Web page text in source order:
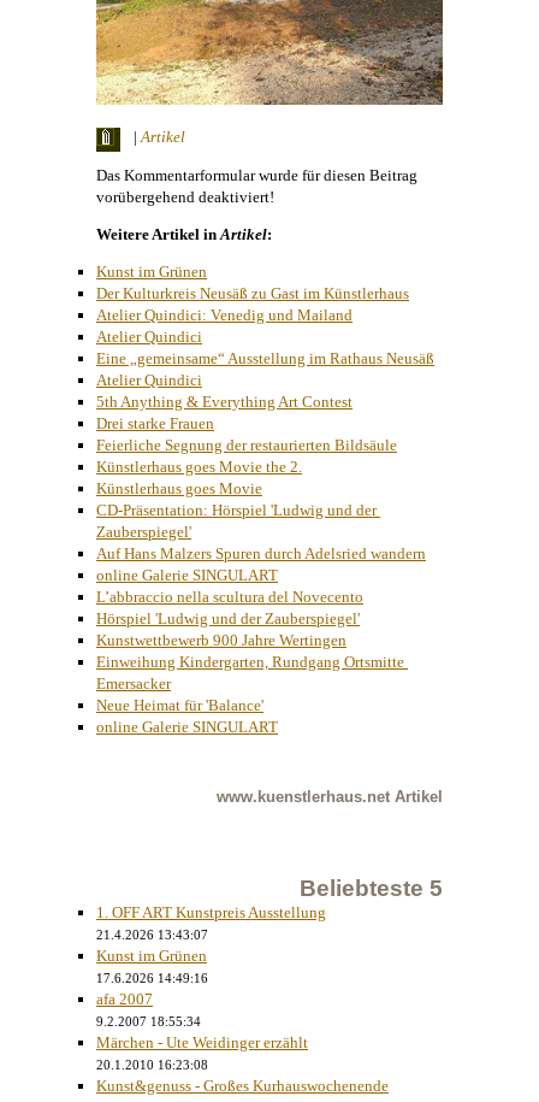
|Artikel
Das Kommentarformular wurde für diesen Beitrag
vorübergehend deaktiviert!
Weitere Artikel in Artikel:
Kunst im Grünen
Der Kulturkreis Neusäß zu Gast im Künstlerhaus
Atelier Quindici: Venedig und Mailand
Atelier Quindici
Eine „gemeinsame“ Ausstellung im Rathaus Neusäß
Atelier Quindici
5th Anything & Everything Art Contest
Drei starke Frauen
Feierliche Segnung der restaurierten Bildsäule
Künstlerhaus goes Movie the 2.
Künstlerhaus goes Movie
CD-Präsentation: Hörspiel 'Ludwig und der
Zauberspiegel'
Auf Hans Malzers Spuren durch Adelsried wandern
online Galerie SINGULART
L’abbraccio nella scultura del Novecento
Hörspiel 'Ludwig und der Zauberspiegel'
Kunstwettbewerb 900 Jahre Wertingen
Einweihung Kindergarten, Rundgang Ortsmitte
Emersacker
Neue Heimat für 'Balance'
online Galerie SINGULART
www.kuenstlerhaus.net Artikel
Beliebteste 5
1. OFF ART Kunstpreis Ausstellung
21.4.2026 13:43:07
Kunst im Grünen
17.6.2026 14:49:16
afa 2007
9.2.2007 18:55:34
Märchen - Ute Weidinger erzählt
20.1.2010 16:23:08
Kunst&genuss - Großes Kurhauswochenende